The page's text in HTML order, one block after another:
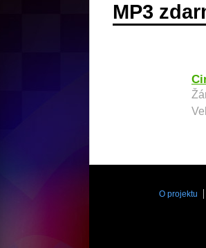
MP3
O projektu